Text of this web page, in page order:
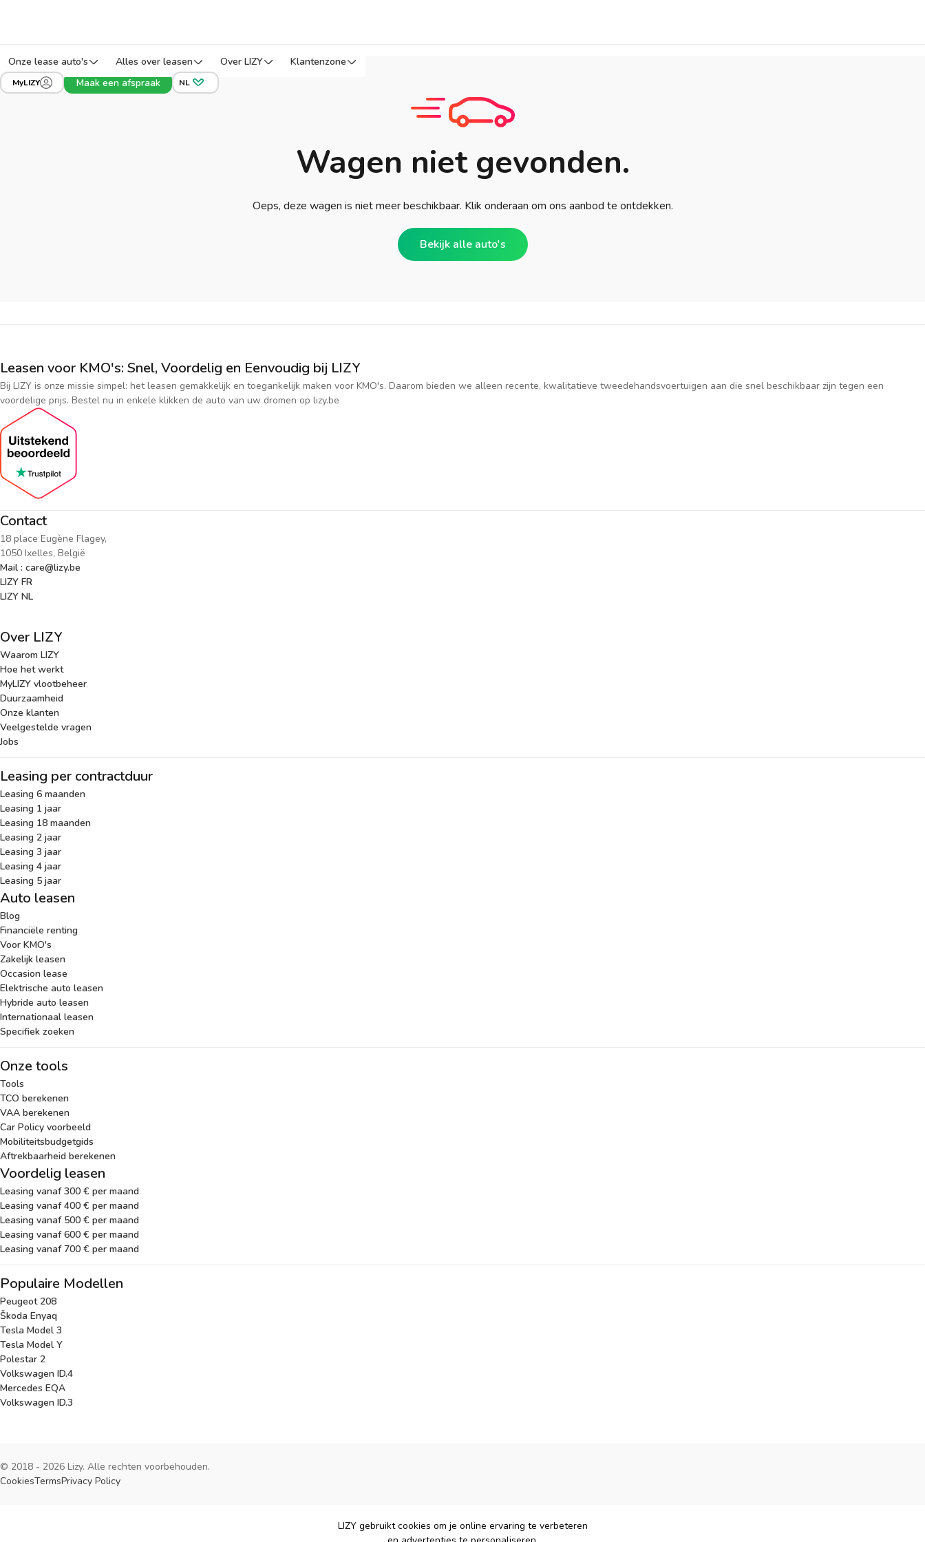
Onze lease auto's Alles over leasen Over LIZY Klantenzone
MyLIZY Maak een afspraak NL
Wagen niet gevonden.
Oeps, deze wagen is niet meer beschikbaar. Klik onderaan om ons aanbod te ontdekken.
Bekijk alle auto's
Leasen voor KMO's: Snel, Voordelig en Eenvoudig bij LIZY
Bij LIZY is onze missie simpel: het leasen gemakkelijk en toegankelijk maken voor KMO's. Daarom bieden we alleen recente, kwalitatieve tweedehandsvoertuigen aan die snel beschikbaar zijn tegen een
voordelige prijs. Bestel nu in enkele klikken de auto van uw dromen op lizy.be
Contact
18 place Eugène Flagey,
1050 Ixelles, België
Mail : care@lizy.be
LIZY FR
LIZY NL
Over LIZY
Waarom LIZY
Hoe het werkt
MyLIZY vlootbeheer
Duurzaamheid
Onze klanten
Veelgestelde vragen
Jobs
Leasing per contractduur
Leasing 6 maanden
Leasing 1 jaar
Leasing 18 maanden
Leasing 2 jaar
Leasing 3 jaar
Leasing 4 jaar
Leasing 5 jaar
Auto leasen
Blog
Financiële renting
Voor KMO's
Zakelijk leasen
Occasion lease
Elektrische auto leasen
Hybride auto leasen
Internationaal leasen
Specifiek zoeken
Onze tools
Tools
TCO berekenen
VAA berekenen
Car Policy voorbeeld
Mobiliteitsbudgetgids
Aftrekbaarheid berekenen
Voordelig leasen
Leasing vanaf 300 € per maand
Leasing vanaf 400 € per maand
Leasing vanaf 500 € per maand
Leasing vanaf 600 € per maand
Leasing vanaf 700 € per maand
Populaire Modellen
Peugeot 208
Škoda Enyaq
Tesla Model 3
Tesla Model Y
Polestar 2
Volkswagen ID.4
Mercedes EQA
Volkswagen ID.3
© 2018 - 2026 Lizy. Alle rechten voorbehouden.
CookiesTermsPrivacy Policy
LIZY gebruikt cookies om je online ervaring te verbeteren